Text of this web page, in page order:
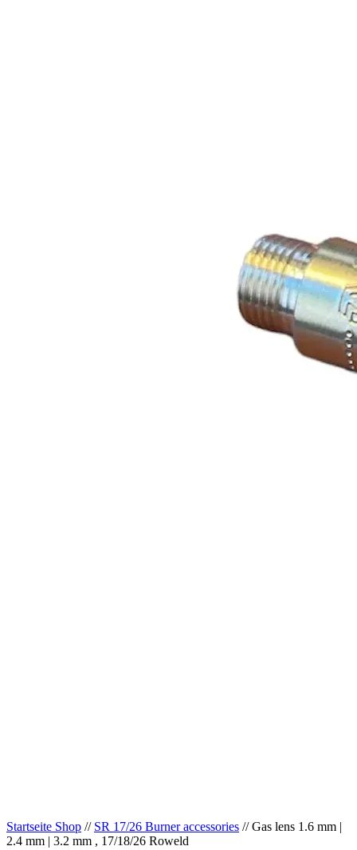
Startseite Shop // SR 17/26 Burner accessories // Gas lens 1.6 mm |
2.4 mm | 3.2 mm , 17/18/26 Roweld